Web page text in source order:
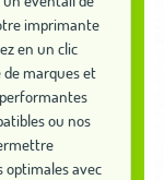
imprimante
en un clic
marques et
ou nos
optimales avec